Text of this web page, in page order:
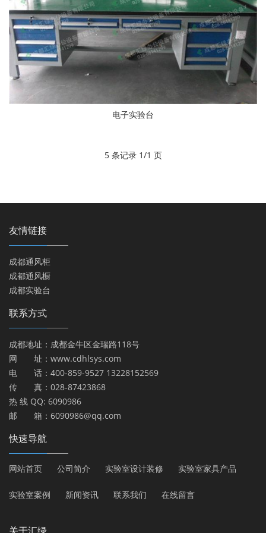
电子实验台
5 条记录 1/1 页
友情链接
成都通风柜
成都通风橱
成都实验台
联系方式
成都地址：成都金牛区金瑞路118号
网 址：www.cdhlsys.com
电 话：400-859-9527 13228152569
传 真：028-87423868
热 线 QQ: 6090986
邮 箱：6090986@qq.com
快速导航
网站首页 公司简介 实验室设计装修 实验室家具产品
实验室案例 新闻资讯 联系我们 在线留言
关于汇绿